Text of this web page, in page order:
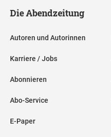
Die Abendzeitung
Autoren und Autorinnen
Karriere / Jobs
Abonnieren
Abo-Service
E-Paper